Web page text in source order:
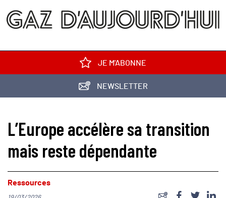
JE M'ABONNE
NEWSLETTER
L’Europe accélère sa transition
mais reste dépendante
Ressources